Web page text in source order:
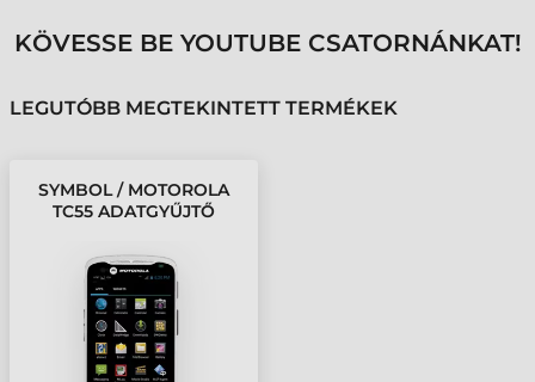
KÖVESSE BE YOUTUBE CSATORNÁNKAT!
LEGUTÓBB MEGTEKINTETT TERMÉKEK
SYMBOL / MOTOROLA
TC55 ADATGYŰJTŐ